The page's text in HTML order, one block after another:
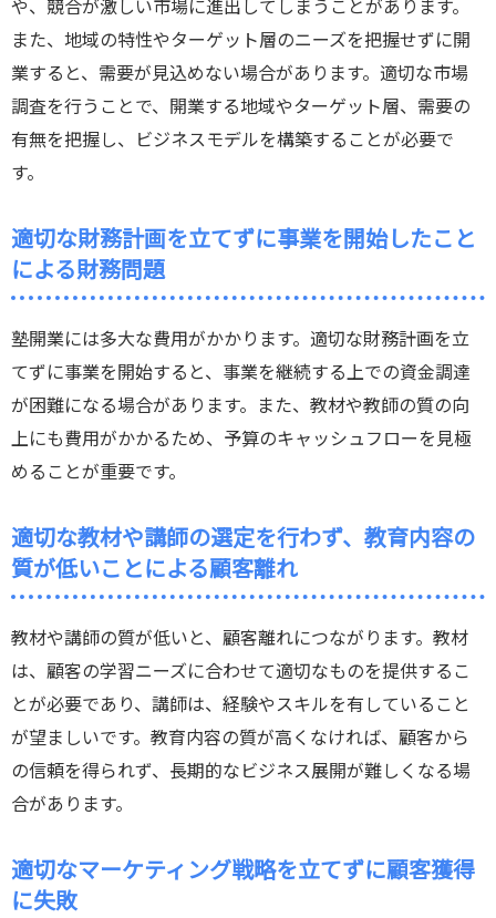
や、競合が激しい市場に進出してしまうことがあります。
また、地域の特性やターゲット層のニーズを把握せずに開
業すると、需要が見込めない場合があります。適切な市場
調査を行うことで、開業する地域やターゲット層、需要の
有無を把握し、ビジネスモデルを構築することが必要で
す。
適切な財務計画を立てずに事業を開始したこと
による財務問題
塾開業には多大な費用がかかります。適切な財務計画を立
てずに事業を開始すると、事業を継続する上での資金調達
が困難になる場合があります。また、教材や教師の質の向
上にも費用がかかるため、予算のキャッシュフローを見極
めることが重要です。
適切な教材や講師の選定を行わず、教育内容の
質が低いことによる顧客離れ
教材や講師の質が低いと、顧客離れにつながります。教材
は、顧客の学習ニーズに合わせて適切なものを提供するこ
とが必要であり、講師は、経験やスキルを有していること
が望ましいです。教育内容の質が高くなければ、顧客から
の信頼を得られず、長期的なビジネス展開が難しくなる場
合があります。
適切なマーケティング戦略を立てずに顧客獲得
に失敗